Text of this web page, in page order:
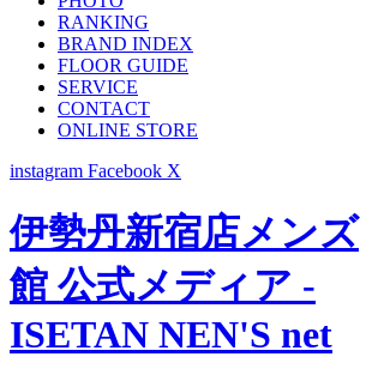
RANKING
BRAND INDEX
FLOOR GUIDE
SERVICE
CONTACT
ONLINE STORE
instagram Facebook X
伊勢丹新宿店メンズ
館 公式メディア -
ISETAN NEN'S net